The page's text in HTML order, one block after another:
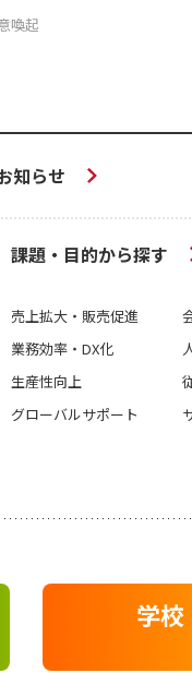
喚起
知らせ
課題・目的から探す
売上拡大・販売促進
業務効率・DX化
生産性向上
グローバルサポート
学